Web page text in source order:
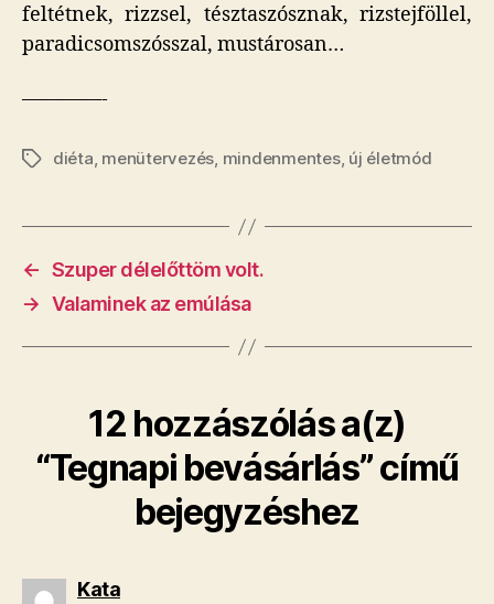
feltétnek, rizzsel, tésztaszósznak, rizstejföllel,
paradicsomszósszal, mustárosan…
————-
Címkék
diéta, menütervezés, mindenmentes, új életmód
← Szuper délelőttöm volt.
→ Valaminek az emúlása
12 hozzászólás a(z)
“Tegnapi bevásárlás” című
bejegyzéshez
Kataszerint: